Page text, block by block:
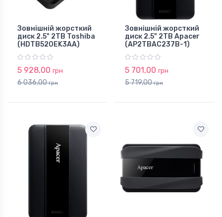
Зовнішній жорсткий
диск 2.5" 2TB Toshiba
(HDTB520EK3AA)
5 928,00 грн
6 036,00грн
Зовнішній жорсткий
диск 2.5" 2TB Apacer
(AP2TBAC237B-1)
5 701,00 грн
5 719,00грн